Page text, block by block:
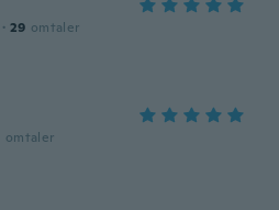
· 29 omtaler
omtaler